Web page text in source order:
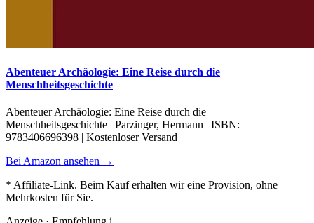
Abenteuer Archäologie: Eine Reise durch die
Menschheitsgeschichte
Abenteuer Archäologie: Eine Reise durch die
Menschheitsgeschichte | Parzinger, Hermann | ISBN:
9783406696398 | Kostenloser Versand
Bei Amazon ansehen →
* Affiliate-Link. Beim Kauf erhalten wir eine Provision, ohne
Mehrkosten für Sie.